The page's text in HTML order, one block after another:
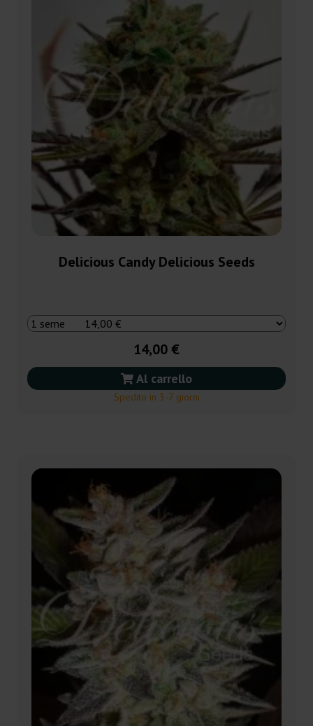
Delicious Candy Delicious Seeds
14,00 €
Al carrello
Spedito in 3-7 giorni